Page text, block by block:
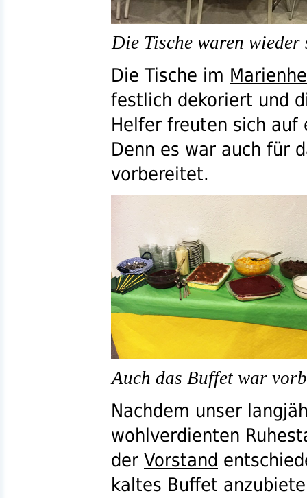
Die Tische waren
Die Tische im
festlich dekoriert und
Helfer freuten sich auf
Denn es war auch für
vorbereitet.
Auch das Buffet war
Nachdem unser
wohlverdienten
der Vorstand
kaltes Buffet